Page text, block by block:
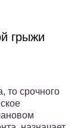
грыжи
то срочного